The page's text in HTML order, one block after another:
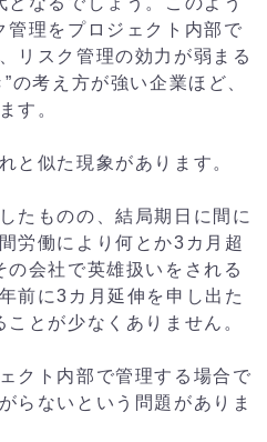
管理をプロジェクト内部で
リスク管理の効力が弱まる
の考え方が強い企業ほど、
す。
と似た現象があります。
たものの、結局期日に間に
労働により何とか3カ月超
会社で英雄扱いをされる
前に3カ月延伸を申し出た
とが少なくありません。
クト内部で管理する場合で
らないという問題がありま